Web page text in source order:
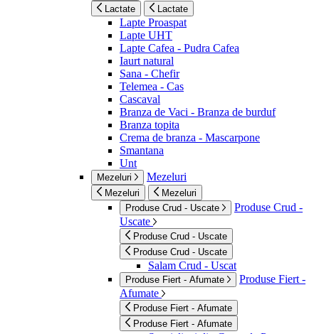
Lactate Lactate
Lapte Proaspat
Lapte UHT
Lapte Cafea - Pudra Cafea
Iaurt natural
Sana - Chefir
Telemea - Cas
Cascaval
Branza de Vaci - Branza de burduf
Branza topita
Crema de branza - Mascarpone
Smantana
Unt
Mezeluri Mezeluri
Mezeluri
Mezeluri
Produse Crud - Uscate
Produse Crud -
Uscate
Produse Crud - Uscate
Produse Crud - Uscate
Salam Crud - Uscat
Produse Fiert - Afumate
Produse Fiert -
Afumate
Produse Fiert - Afumate
Produse Fiert - Afumate